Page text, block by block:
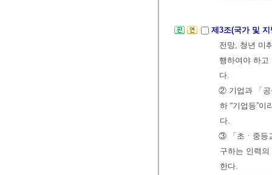
제3조(국가 및
전망, 청년 미
행하여야 하고
다.
② 기업과 「공
하 “기업등”
다.
③ 「초ㆍ중등
구하는 인력
한다.